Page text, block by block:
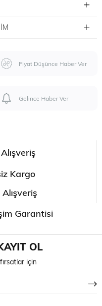
Fiyat Düşünce Haber Ver
Gelince Haber Ver
Kargo
Garantisi
OL
için